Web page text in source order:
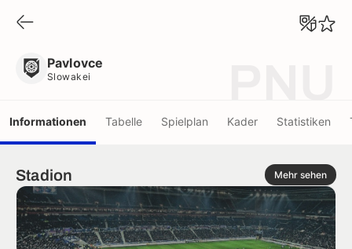
Pavlovce
Slowakei
Informationen Tabelle Spielplan Kader Statistiken
Stadion Mehr sehen